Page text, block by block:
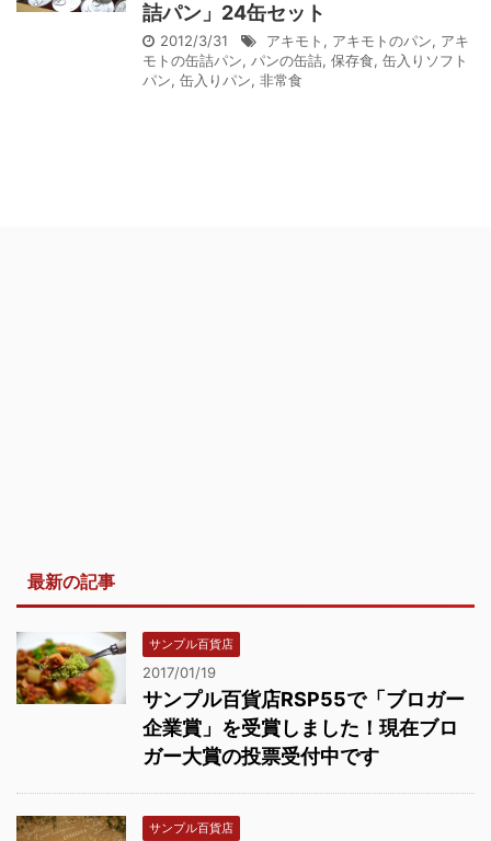
詰パン」24缶セット
2012/3/31 アキモト , アキモトのパン, アキ
モトの缶詰パン, パンの缶詰, 保存食, 缶入りソフト
パン, 缶入りパン, 非常食
最新の記事
サンプル百貨店
2017/01/19
サンプル百貨店RSP55で「ブロガー
企業賞」を受賞しました！現在ブロ
ガー大賞の投票受付中です
サンプル百貨店